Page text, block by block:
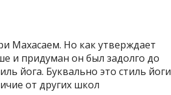
Махасаем. Но как утверждает
и придуман он был задолго до
йога. Буквально это стиль йоги
от других школ